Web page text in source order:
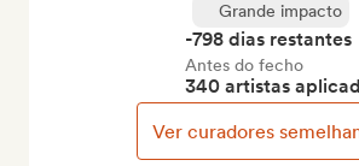
Grande impacto
-798 dias restantes
Antes do fecho
340 artistas
Ver curadores